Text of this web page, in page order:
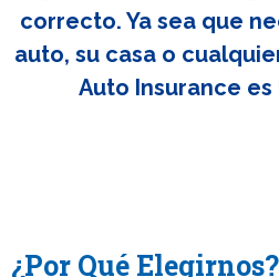
correcto. Ya sea que
auto, su casa o
Auto Insurance
¿Por Qué Elegirnos?